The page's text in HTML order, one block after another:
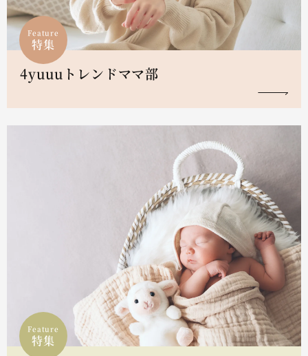
Feature
特集
4yuuuトレンドママ部
Feature
特集